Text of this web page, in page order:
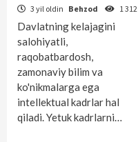
3 yil oldin Behzod 1 312
Davlatning kelajagini
salohiyatli,
raqobatbardosh,
zamonaviy bilim va
ko'nikmalarga ega
intellektual kadrlar hal
qiladi. Yetuk kadr­larni…